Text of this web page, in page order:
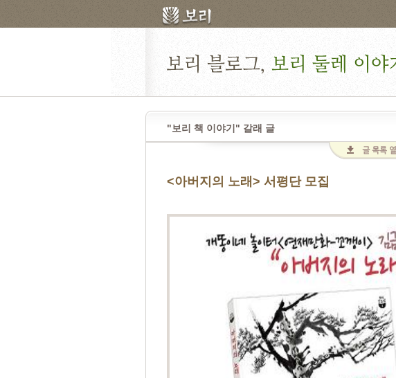
"보리 책 이야기" 갈래 글
<아버지의 노래> 서평단 모집